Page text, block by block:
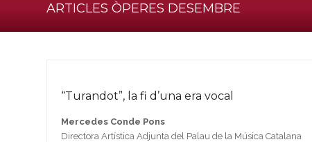
ARTICLES ÒPERES DESEMBRE
“Turandot”, la fi d’una era vocal
Mercedes Conde Pons
Directora Artística Adjunta del Palau de la Música Catalana